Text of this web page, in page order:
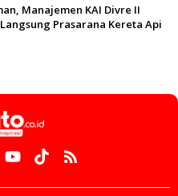
Manajemen KAI Divre II
Prasarana Kereta Api